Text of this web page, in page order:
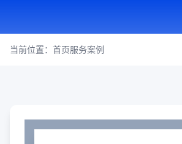
当前位置： 首页服务案例